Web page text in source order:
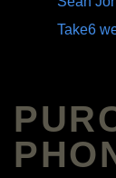
Take6